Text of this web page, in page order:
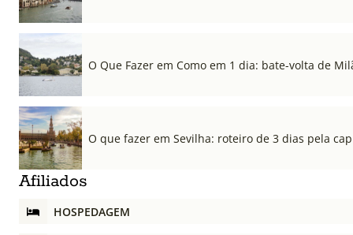
O Que Fazer em Como em 1 dia: bate-volta de
O que fazer em Sevilha: roteiro de 3 dias pela
Afiliados
HOSPEDAGEM